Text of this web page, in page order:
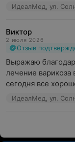
ИдеалМед, ул.
Виктор
2 июля 2026
Отзыв
Выражаю
лечение варикоза
сегодня все
ИдеалМед, ул.